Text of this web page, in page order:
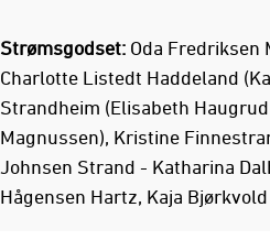
Strømsgodset:Oda Fredriksen
Charlotte Listedt Haddeland
Strandheim (Elisabeth
Magnussen), Kristine
Johnsen Strand - Katharina
Hågensen Hartz, Kaja